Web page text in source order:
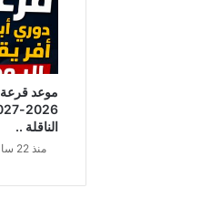
موعد قرعة
الناقلة ..
منذ 22 ساعة